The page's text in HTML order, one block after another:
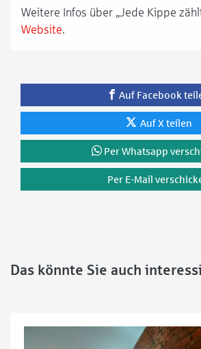
Weitere Infos über „Jede Kippe
Website.
Auf Facebook
Auf X teilen
Per Whatsapp
Per E-Mail
Das könnte Sie auch